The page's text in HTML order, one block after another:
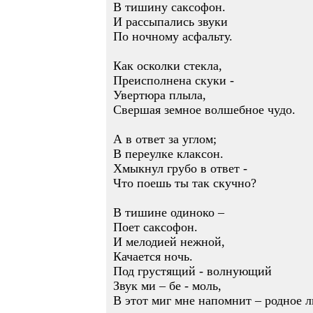
В тишину саксофон.
И рассыпались звуки
По ночному асфальту.
Как осколки стекла,
Преисполнена скуки -
Увертюра плыла,
Свершая земное волшебное чудо.
А в ответ за углом;
В переулке клаксон.
Хмыкнул грубо в ответ -
Что поешь ты так скучно?
В тишине одиноко –
Поет саксофон.
И мелодией нежной,
Качается ночь.
Под грустящий - волнующий
Звук ми – бе - моль,
В этот миг мне напомнит – родное